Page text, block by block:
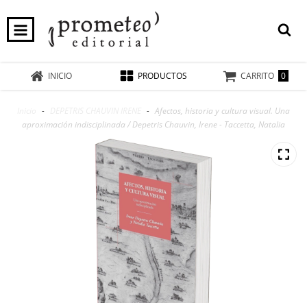
INICIO PRODUCTOS CARRITO 0
- - Afectos, historia y cultura visual. Una
aproximación indisciplinada / Depetris Chauvin, Irene - Taccetta, Natalia